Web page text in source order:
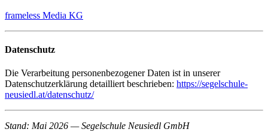
frameless Media KG
Datenschutz
Die Verarbeitung personenbezogener Daten ist in unserer
Datenschutzerklärung detailliert beschrieben: https://segelschule-
neusiedl.at/datenschutz/
Stand: Mai 2026 — Segelschule Neusiedl GmbH